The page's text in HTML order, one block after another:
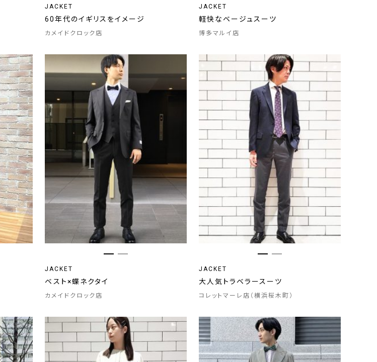
JACKET
60年代のイギリスをイメージ
カメイドクロック店
JACKET
軽快なベージュスーツ
博多マルイ店
JACKET
ベスト×蝶ネクタイ
カメイドクロック店
JACKET
大人気トラベラースーツ
コレットマーレ店（横浜桜木町）